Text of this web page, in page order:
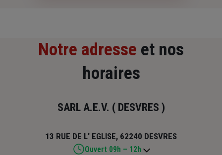
Notre adresse et nos
horaires
SARL A.E.V. ( DESVRES )
13 RUE DE L' EGLISE, 62240 DESVRES
Ouvert 09h – 12h